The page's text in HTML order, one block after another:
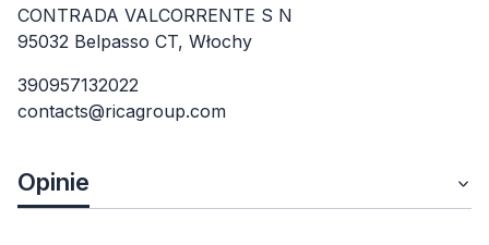
CONTRADA VALCORRENTE S N
95032 Belpasso CT, Włochy
390957132022
contacts@ricagroup.com
Opinie